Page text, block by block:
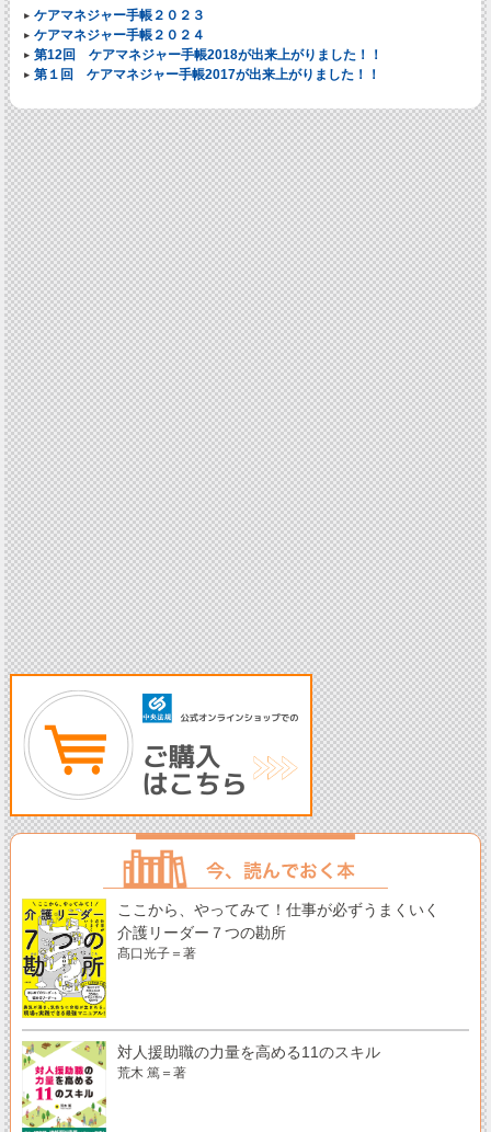
ケアマネジャー手帳２０２３
ケアマネジャー手帳２０２４
第12回 ケアマネジャー手帳2018が出来上がりました！！
第１回 ケアマネジャー手帳2017が出来上がりました！！
ここから、やってみて！仕事が必ずうまくいく
介護リーダー７つの勘所
髙口光子＝著
対人援助職の力量を高める11のスキル
荒木 篤＝著